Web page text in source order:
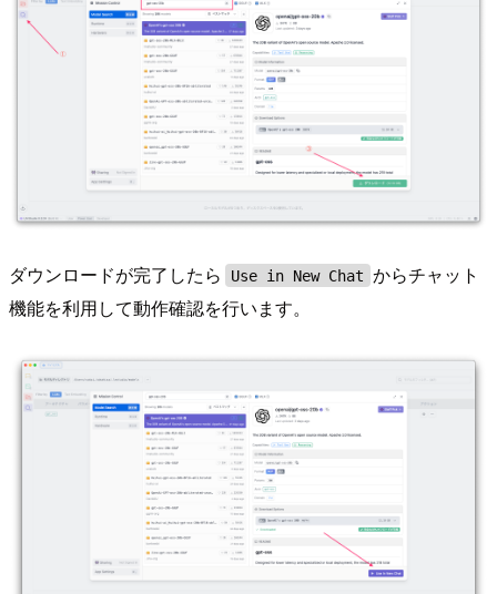
ダウンロードが完了したら Use in New Chat からチャット
機能を利用して動作確認を行います。